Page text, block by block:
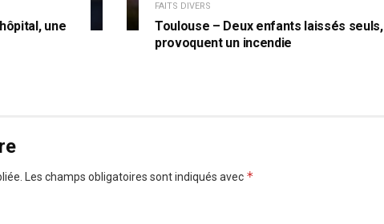
une
FAITS DIVERS
Toulouse – Deux enfants laissés seuls,
provoquent un incendie
Les champs obligatoires sont indiqués avec *